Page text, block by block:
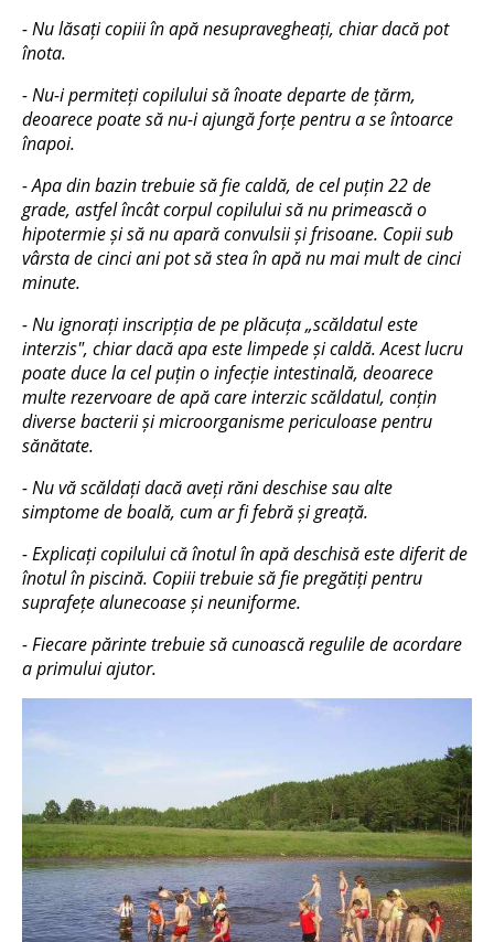
- Nu lăsați copiii în apă nesupravegheați, chiar dacă pot
înota.
- Nu-i permiteți copilului să înoate departe de țărm,
deoarece poate să nu-i ajungă forțe pentru a se întoarce
înapoi.
- Apa din bazin trebuie să fie caldă, de cel puțin 22 de
grade, astfel încât corpul copilului să nu primească o
hipotermie și să nu apară convulsii și frisoane. Copii sub
vârsta de cinci ani pot să stea în apă nu mai mult de cinci
minute.
- Nu ignorați inscripția de pe plăcuța „scăldatul este
interzis", chiar dacă apa este limpede și caldă. Acest lucru
poate duce la cel puțin o infecție intestinală, deoarece
multe rezervoare de apă care interzic scăldatul, conțin
diverse bacterii și microorganisme periculoase pentru
sănătate.
- Nu vă scăldați dacă aveți răni deschise sau alte
simptome de boală, cum ar fi febră și greață.
- Explicați copilului că înotul în apă deschisă este diferit de
înotul în piscină. Copiii trebuie să fie pregătiți pentru
suprafețe alunecoase și neuniforme.
- Fiecare părinte trebuie să cunoască regulile de acordare
a primului ajutor.